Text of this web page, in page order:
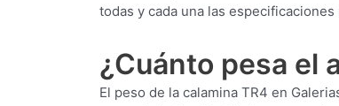
todas y cada una las especificaciones
¿Cuánto pesa el
El peso de la calamina TR4 en